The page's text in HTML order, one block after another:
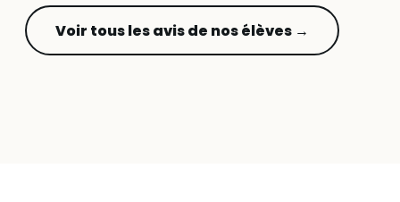
Voir tous les avis de nos élèves →